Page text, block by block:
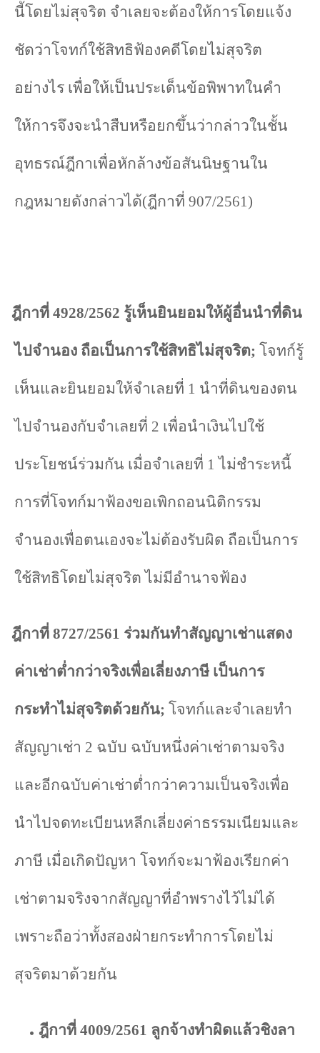
นี้โดยไม่สุจริต จำเลยจะต้องให้การโดยแจ้ง
ชัดว่าโจทก์ใช้สิทธิฟ้องคดีโดยไม่สุจริต
อย่างไร เพื่อให้เป็นประเด็นข้อพิพาทในคำ
ให้การจึงจะนำสืบหรือยกขึ้นว่ากล่าวในชั้น
อุทธรณ์ฎีกาเพื่อหักล้างข้อสันนิษฐานใน
กฎหมายดังกล่าวได้(ฎีกาที่ 907/2561)
ฎีกาที่ 4928/2562 รู้เห็นยินยอมให้ผู้อื่นนำที่ดิน
ไปจำนอง ถือเป็นการใช้สิทธิไม่สุจริต; โจทก์รู้
เห็นและยินยอมให้จำเลยที่ 1 นำที่ดินของตน
ไปจำนองกับจำเลยที่ 2 เพื่อนำเงินไปใช้
ประโยชน์ร่วมกัน เมื่อจำเลยที่ 1ไม่ชำระหนี้
การที่โจทก์มาฟ้องขอเพิกถอนนิติกรรม
จำนองเพื่อตนเองจะไม่ต้องรับผิด ถือเป็นการ
ใช้สิทธิโดยไม่สุจริต ไม่มีอำนาจฟ้อง
ฎีกาที่ 8727/2561 ร่วมกันทำสัญญาเช่าแสดง
ค่าเช่าต่ำกว่าจริงเพื่อเลี่ยงภาษี เป็นการ
กระทำไม่สุจริตด้วยกัน; โจทก์และจำเลยทำ
สัญญาเช่า 2 ฉบับ ฉบับหนึ่งค่าเช่าตามจริง
และอีกฉบับค่าเช่าต่ำกว่าความเป็นจริงเพื่อ
นำไปจดทะเบียนหลีกเลี่ยงค่าธรรมเนียมและ
ภาษี เมื่อเกิดปัญหา โจทก์จะมาฟ้องเรียกค่า
เช่าตามจริงจากสัญญาที่อำพรางไว้ไม่ได้
เพราะถือว่าทั้งสองฝ่ายกระทำการโดยไม่
สุจริตมาด้วยกัน
ฎีกาที่ 4009/2561 ลูกจ้างทำผิดแล้วชิงลา